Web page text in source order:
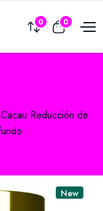
0 0
Reducción de
New